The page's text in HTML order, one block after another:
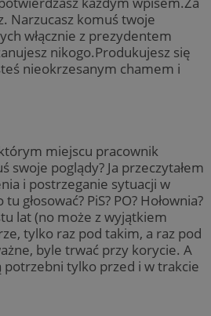
Narzucasz komuś twoje
włącznie z prezydentem
nikogo.Produkujesz się
nieokrzesanym chamem i
miejscu pracownik
swoje poglądy? Ja przeczytałem
i postrzeganie sytuacji w
głosować? PiS? PO? Hołownia?
lat (no może z wyjątkiem
tylko raz pod takim, a raz pod
byle trwać przy korycie. A
potrzebni tylko przed i w trakcie